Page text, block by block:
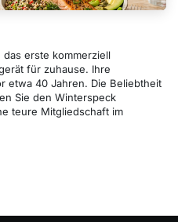
erste kommerziell
für zuhause. Ihre
etwa 40 Jahren. Die Beliebtheit
Sie den Winterspeck
teure Mitgliedschaft im